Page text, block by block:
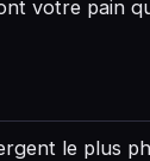
votre pain
le plus